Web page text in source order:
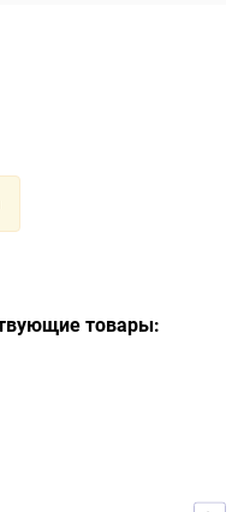
товары: